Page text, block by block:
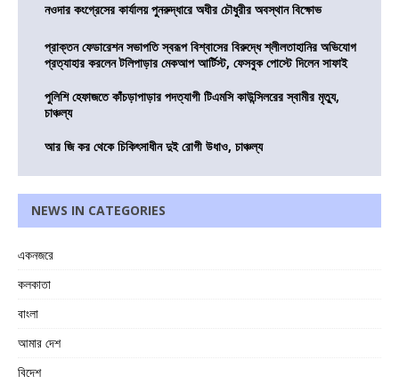
নওদার কংগ্রেসের কার্যালয় পুনরুদ্ধারে অধীর চৌধুরীর অবস্থান বিক্ষোভ
প্রাক্তন ফেডারেশন সভাপতি স্বরূপ বিশ্বাসের বিরুদ্ধে শ্লীলতাহানির অভিযোগ
প্রত্যাহার করলেন টলিপাড়ার মেকআপ আর্টিস্ট, ফেসবুক পোস্টে দিলেন সাফাই
পুলিশি হেফাজতে কাঁচড়াপাড়ার পদত্যাগী টিএমসি কাউন্সিলরের স্বামীর মৃত্যু,
চাঞ্চল্য
আর জি কর থেকে চিকিৎসাধীন দুই রোগী উধাও, চাঞ্চল্য
NEWS IN CATEGORIES
একনজরে
কলকাতা
বাংলা
আমার দেশ
বিদেশ